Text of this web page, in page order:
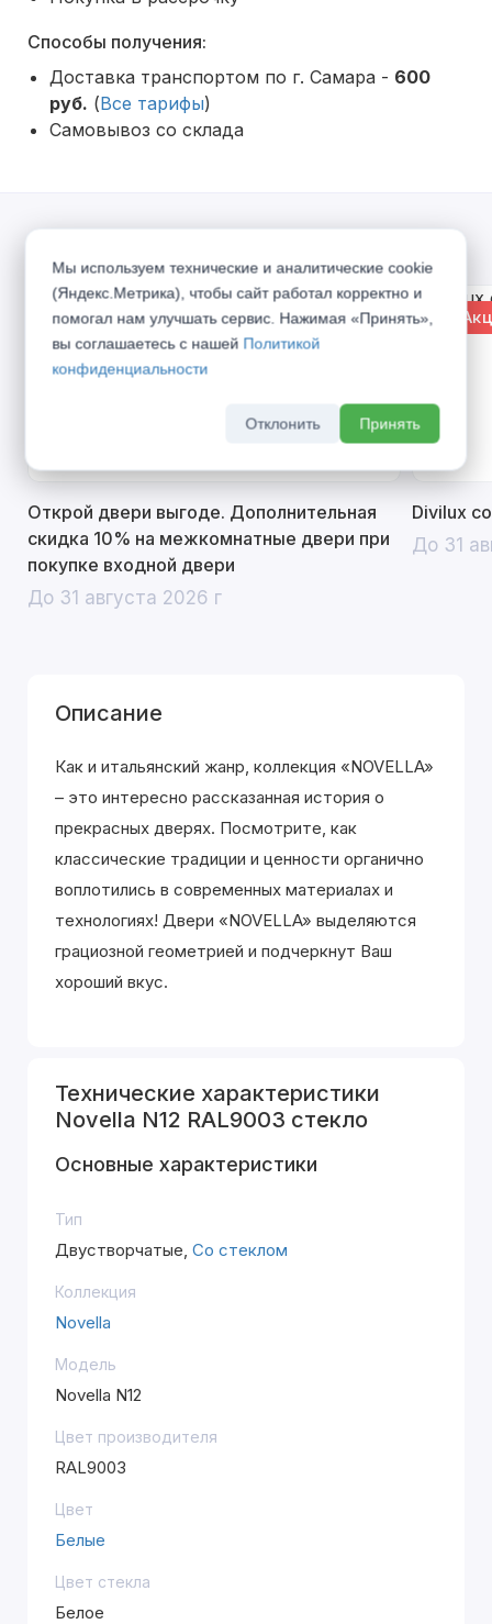
Способы получения:
Доставка транспортом по г. Самара - 600
руб. (Все тарифы)
Самовывоз со склада
% Акция
Открой двери выгоде. Дополнительная
скидка 10% на межкомнатные двери при
покупке входной двери
До 31 августа 2026 г
%
Divilux
До 31
Описание
Как и итальянский жанр, коллекция «NOVELLA»
– это интересно рассказанная история о
прекрасных дверях. Посмотрите, как
классические традиции и ценности органично
воплотились в современных материалах и
технологиях! Двери «NOVELLA» выделяютcя
грациозной геометрией и подчеркнут Ваш
хороший вкус.
Технические характеристики
Novella N12 RAL9003 стекло
Основные характеристики
Тип
Двустворчатые, Со стеклом
Коллекция
Novella
Модель
Novella N12
Цвет производителя
RAL9003
Цвет
Белые
Цвет стекла
Белое
Мы используем технические и аналитические cookie
(Яндекс.Метрика), чтобы сайт работал корректно и
помогал нам улучшать сервис. Нажимая «Принять»,
вы соглашаетесь с нашей Политикой
конфиденциальности
Отклонить Принять